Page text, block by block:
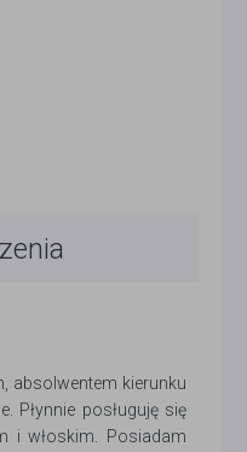
absolwentem kierunku
Płynnie posługuję się
i włoskim. Posiadam